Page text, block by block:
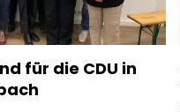
für die CDU in